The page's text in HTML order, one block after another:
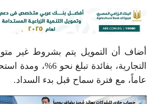
أضاف أن التمويل يتم بشروط غير
عاماً، مع فترة سماح قبل بدء السداد.